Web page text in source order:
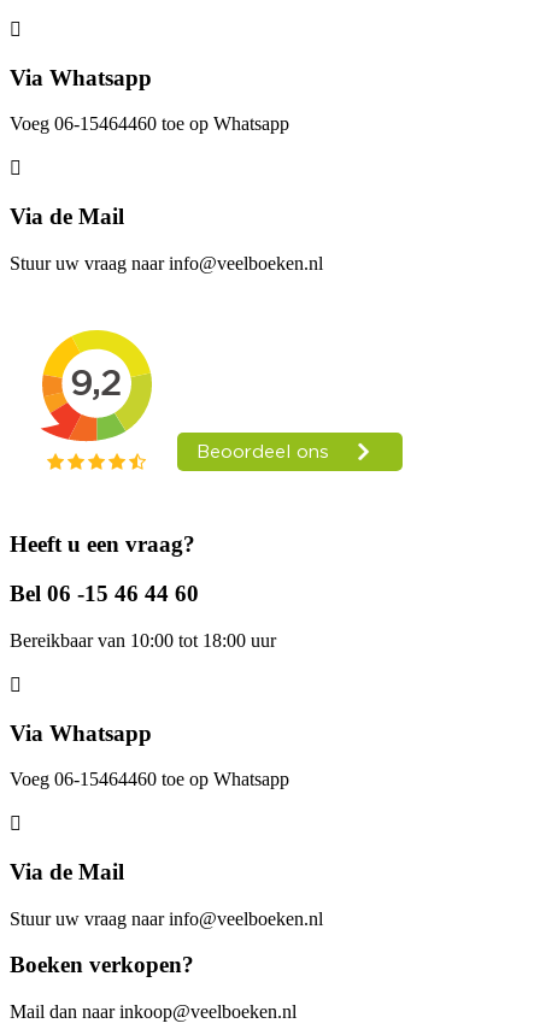
Via Whatsapp
Voeg 06-15464460 toe op Whatsapp
Via de Mail
Stuur uw vraag naar info@veelboeken.nl
Heeft u een vraag?
Bel 06 -15 46 44 60
Bereikbaar van 10:00 tot 18:00 uur
Via Whatsapp
Voeg 06-15464460 toe op Whatsapp
Via de Mail
Stuur uw vraag naar info@veelboeken.nl
Boeken verkopen?
Mail dan naar inkoop@veelboeken.nl